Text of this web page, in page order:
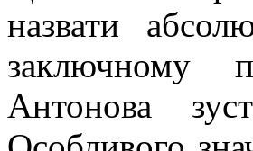
назвати
заключному
Антонова